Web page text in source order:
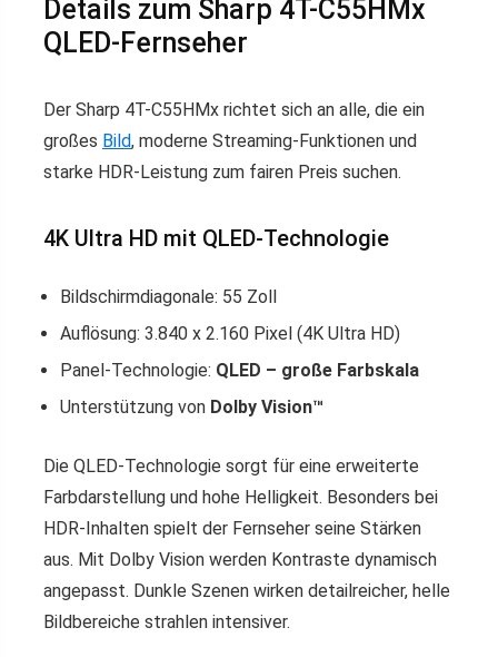
Details zum Sharp 4T-C55HMx
QLED-Fernseher
Der Sharp 4T-C55HMx richtet sich an alle, die ein
großes Bild, moderne Streaming-Funktionen und
starke HDR-Leistung zum fairen Preis suchen.
4K Ultra HD mit QLED-Technologie
Bildschirmdiagonale: 55 Zoll
Auflösung: 3.840 x 2.160 Pixel (4K Ultra HD)
Panel-Technologie: QLED – große Farbskala
Unterstützung von Dolby Vision™
Die QLED-Technologie sorgt für eine erweiterte
Farbdarstellung und hohe Helligkeit. Besonders bei
HDR-Inhalten spielt der Fernseher seine Stärken
aus. Mit Dolby Vision werden Kontraste dynamisch
angepasst. Dunkle Szenen wirken detailreicher, helle
Bildbereiche strahlen intensiver.